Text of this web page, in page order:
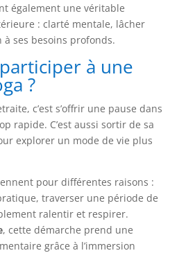
également une véritable
: clarté mentale, lâcher
à ses besoins profonds.
à une
?
c’est s’offrir une pause dans
rapide. C’est aussi sortir de sa
explorer un mode de vie plus
pour différentes raisons :
traverser une période de
ralentir et respirer.
, cette démarche prend une
grâce à l’immersion